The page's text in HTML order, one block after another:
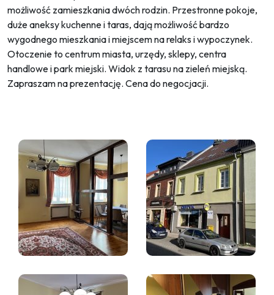
możliwość zamieszkania dwóch rodzin. Przestronne pokoje,
duże aneksy kuchenne i taras, dają możliwość bardzo
wygodnego mieszkania i miejscem na relaks i wypoczynek.
Otoczenie to centrum miasta, urzędy, sklepy, centra
handlowe i park miejski. Widok z tarasu na zieleń miejską.
Zapraszam na prezentację. Cena do negocjacji.